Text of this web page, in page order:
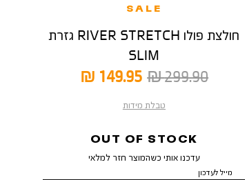
SALE
חולצת פולו RIVER STRETCH גזרת
SLIM
מחיר
149.95 ₪
מחיר
299.90 ₪
טבלת מידות
OUT OF STOCK
עדכנו אותי כשהמוצר חזר למלאי
מייל לעדכון